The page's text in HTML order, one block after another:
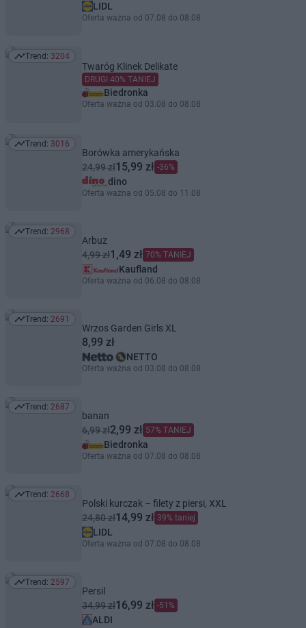
LIDL
Oferta ważna od 07.08 do 08.08
Trend: 3204
Trend: 3204
Twaróg Klinek Delikate
DRUGI 40% TANIEJ
Biedronka
Oferta ważna od 03.08 do 08.08
Trend: 3016
Trend: 3016
Borówka amerykańska
24,99 zł15,99 zł -36%
dino
Oferta ważna od 05.08 do 11.08
Trend: 2968
Trend: 2968
Arbuz
4,99 zł1,49 zł 70% TANIEJ
Kaufland
Oferta ważna od 06.08 do 08.08
Trend: 2691
Trend: 2691
Wrzos Garden Girls XL
8,99 zł
NETTO
Oferta ważna od 03.08 do 08.08
Trend: 2687
Trend: 2687
banan
6,99 zł2,99 zł 57% TANIEJ
Biedronka
Oferta ważna od 07.08 do 08.08
Trend: 2668
Trend: 2668
Polski kurczak – filety z piersi, XXL
24,80 zł14,99 zł 39% taniej
LIDL
Oferta ważna od 07.08 do 08.08
Trend: 2597
Trend: 2597
Persil
34,99 zł16,99 zł -51%
ALDI